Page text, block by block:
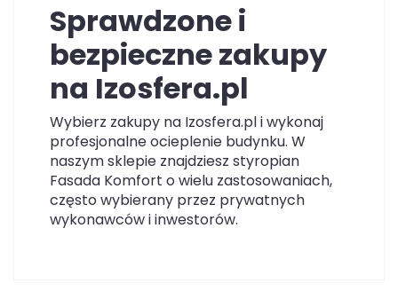
Sprawdzone i
bezpieczne zakupy
na Izosfera.pl
Wybierz zakupy na Izosfera.pl i wykonaj
profesjonalne ocieplenie budynku. W
naszym sklepie znajdziesz styropian
Fasada Komfort o wielu zastosowaniach,
często wybierany przez prywatnych
wykonawców i inwestorów.